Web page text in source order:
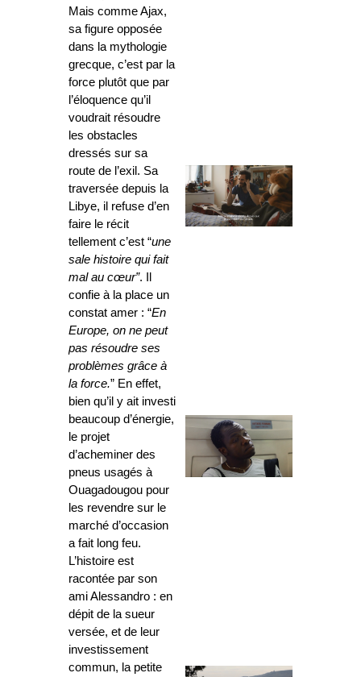
Mais comme Ajax,
sa figure opposée
dans la mythologie
grecque, c’est par la
force plutôt que par
l’éloquence qu’il
voudrait résoudre
les obstacles
dressés sur sa
route de l’exil. Sa
traversée depuis la
Libye, il refuse d’en
faire le récit
tellement c’est “une
sale histoire qui fait
mal au cœur”. Il
confie à la place un
constat amer : “En
Europe, on ne peut
pas résoudre ses
problèmes grâce à
la force.” En effet,
bien qu’il y ait investi
beaucoup d’énergie,
le projet
d’acheminer des
pneus usagés à
Ouagadougou pour
les revendre sur le
marché d’occasion
a fait long feu.
L’histoire est
racontée par son
ami Alessandro : en
dépit de la sueur
versée, et de leur
investissement
commun, la petite